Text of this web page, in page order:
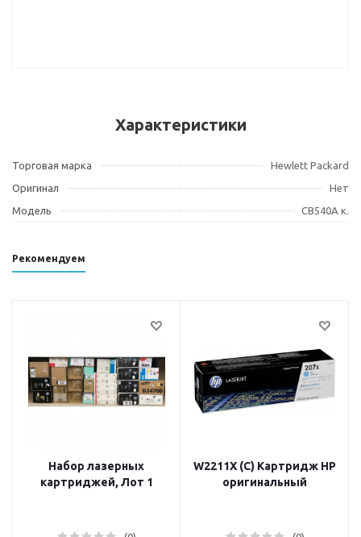
Характеристики
Торговая марка
Hewlett Packard
Оригинал
Нет
Модель
CB540A к.
Рекомендуем
Набор лазерных
картриджей, Лот 1
W2211X (C) Картридж HP
оригинальный